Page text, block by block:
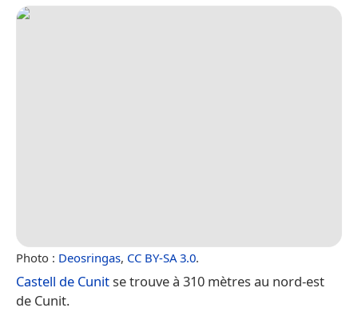
Photo : Deosringas, CC BY-SA 3.0.
Castell de Cunitse trouve à 310 mètres au nord-est
de Cunit.